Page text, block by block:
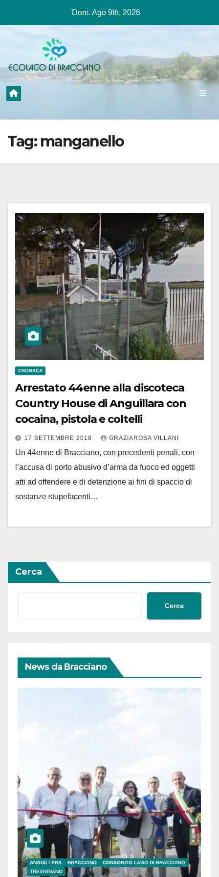
contenuto
Dom. Ago 9th, 2026
Tag: manganello
CRONACA
Arrestato 44enne alla discoteca
Country House di Anguillara con
cocaina, pistola e coltelli
17 SETTEMBRE 2018 GRAZIAROSA VILLANI
Un 44enne di Bracciano, con precedenti penali, con
l’accusa di porto abusivo d’arma da fuoco ed oggetti
atti ad offendere e di detenzione ai fini di spaccio di
sostanze stupefacenti…
Cerca
Cerca
News da Bracciano
ANGUILLARA BRACCIANO
CONSORZIO LAGO DI BRACCIANO
TREVIGNANO